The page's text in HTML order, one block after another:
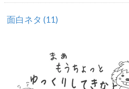
面白ネタ (11)